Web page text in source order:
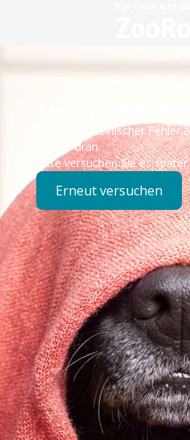
Technisches
Es ist ein technischer Fehler
bereits dran.
Bitte versuchen Sie es
Erneut versuchen